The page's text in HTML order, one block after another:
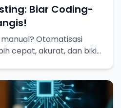
Biar Coding-
Otomatisasi
cepat, akurat, dan bikin